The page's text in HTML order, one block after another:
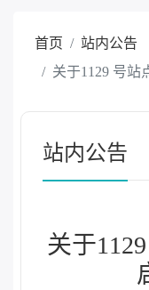
首页
站内公告
关于1129 号站
站内公告
关于